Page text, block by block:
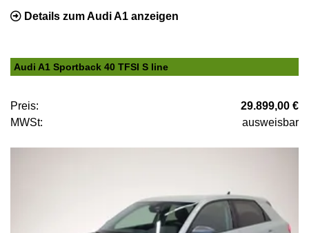
Details zum Audi A1 anzeigen
Audi A1 Sportback 40 TFSI S line
Preis:
29.899,00 €
MWSt:
ausweisbar